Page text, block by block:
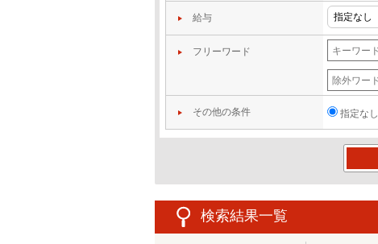
給与
フリーワード
その他の条件 指定なし
検索結果一覧